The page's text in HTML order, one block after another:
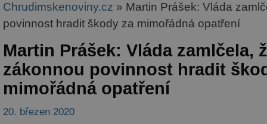
Chrudimskenoviny.cz » Martin Prášek: Vláda
povinnost hradit škody za mimořádná opatření
Martin Prášek: Vláda zamlčela,
zákonnou povinnost hradit
mimořádná opatření
20. březen 2020